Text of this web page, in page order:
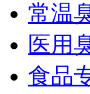
常温
医用
食品